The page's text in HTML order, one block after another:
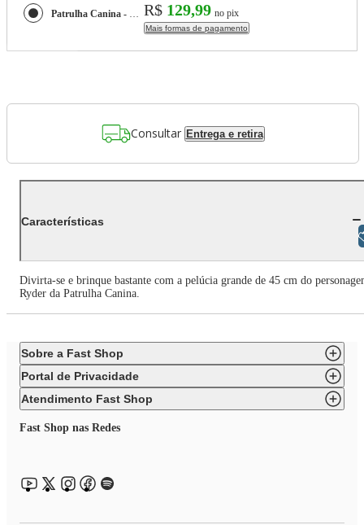
Patrulha Canina - Pelúcia Grande De 45 Cm - Ryder R$ 129,99 no pix
Mais formas de pagamento
Consultar Entrega e retira
Características
Divirta-se e brinque bastante com a pelúcia grande de 45 cm do
Ryder da Patrulha Canina.
Sobre a Fast Shop
Portal de Privacidade
Atendimento Fast Shop
Fast Shop nas Redes